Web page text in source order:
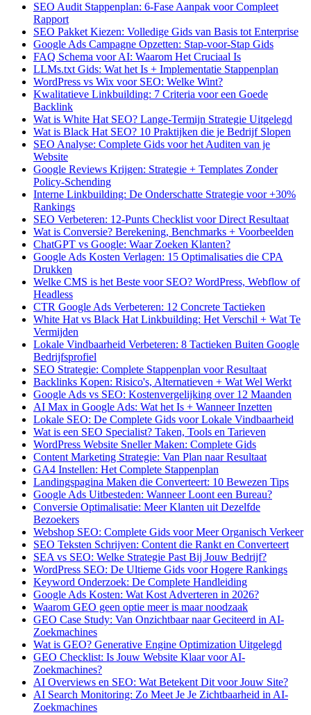
SEO Audit Stappenplan: 6-Fase Aanpak voor Compleet
Rapport
SEO Pakket Kiezen: Volledige Gids van Basis tot Enterprise
Google Ads Campagne Opzetten: Stap-voor-Stap Gids
FAQ Schema voor AI: Waarom Het Cruciaal Is
LLMs.txt Gids: Wat het Is + Implementatie Stappenplan
WordPress vs Wix voor SEO: Welke Wint?
Kwalitatieve Linkbuilding: 7 Criteria voor een Goede
Backlink
Wat is White Hat SEO? Lange-Termijn Strategie Uitgelegd
Wat is Black Hat SEO? 10 Praktijken die je Bedrijf Slopen
SEO Analyse: Complete Gids voor het Auditen van je
Website
Google Reviews Krijgen: Strategie + Templates Zonder
Policy-Schending
Interne Linkbuilding: De Onderschatte Strategie voor +30%
Rankings
SEO Verbeteren: 12-Punts Checklist voor Direct Resultaat
Wat is Conversie? Berekening, Benchmarks + Voorbeelden
ChatGPT vs Google: Waar Zoeken Klanten?
Google Ads Kosten Verlagen: 15 Optimalisaties die CPA
Drukken
Welke CMS is het Beste voor SEO? WordPress, Webflow of
Headless
CTR Google Ads Verbeteren: 12 Concrete Tactieken
White Hat vs Black Hat Linkbuilding: Het Verschil + Wat Te
Vermijden
Lokale Vindbaarheid Verbeteren: 8 Tactieken Buiten Google
Bedrijfsprofiel
SEO Strategie: Complete Stappenplan voor Resultaat
Backlinks Kopen: Risico's, Alternatieven + Wat Wel Werkt
Google Ads vs SEO: Kostenvergelijking over 12 Maanden
AI Max in Google Ads: Wat het Is + Wanneer Inzetten
Lokale SEO: De Complete Gids voor Lokale Vindbaarheid
Wat is een SEO Specialist? Taken, Tools en Tarieven
WordPress Website Sneller Maken: Complete Gids
Content Marketing Strategie: Van Plan naar Resultaat
GA4 Instellen: Het Complete Stappenplan
Landingspagina Maken die Converteert: 10 Bewezen Tips
Google Ads Uitbesteden: Wanneer Loont een Bureau?
Conversie Optimalisatie: Meer Klanten uit Dezelfde
Bezoekers
Webshop SEO: Complete Gids voor Meer Organisch Verkeer
SEO Teksten Schrijven: Content die Rankt en Converteert
SEA vs SEO: Welke Strategie Past Bij Jouw Bedrijf?
WordPress SEO: De Ultieme Gids voor Hogere Rankings
Keyword Onderzoek: De Complete Handleiding
Google Ads Kosten: Wat Kost Adverteren in 2026?
Waarom GEO geen optie meer is maar noodzaak
GEO Case Study: Van Onzichtbaar naar Geciteerd in AI-
Zoekmachines
Wat is GEO? Generative Engine Optimization Uitgelegd
GEO Checklist: Is Jouw Website Klaar voor AI-
Zoekmachines?
AI Overviews en SEO: Wat Betekent Dit voor Jouw Site?
AI Search Monitoring: Zo Meet Je Je Zichtbaarheid in AI-
Zoekmachines